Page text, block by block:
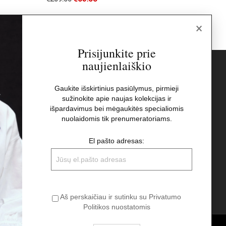
El pašto adresas:
Aš perskaičiau ir sutinku su Privatumo
Politikos nuostatomis
×
Prisijunkite prie
naujienlaiškio
Gaukite išskirtinius pasiūlymus, pirmieji
sužinokite apie naujas kolekcijas ir
išpardavimus bei mėgaukitės specialiomis
nuolaidomis tik prenumeratoriams.
El pašto adresas:
Aš perskaičiau ir sutinku su Privatumo
Politikos nuostatomis